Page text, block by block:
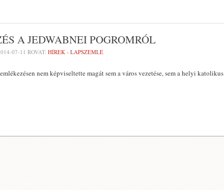
A JEDWABNEI POGROMRÓL
07-11 ROVAT: HÍREK - LAPSZEMLE
nem képviseltette magát sem a város vezetése, sem a helyi katolikus